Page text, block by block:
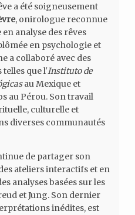
a été soigneusement
, onirologue reconnue
analyse des rêves
en psychologie et
a collaboré avec des
que l'Instituto de
au Mexique et
au Pérou. Son travail
culturelle et
diverses communautés
de partager son
ateliers interactifs et en
analyses basées sur les
et Jung. Son dernier
inédites, est